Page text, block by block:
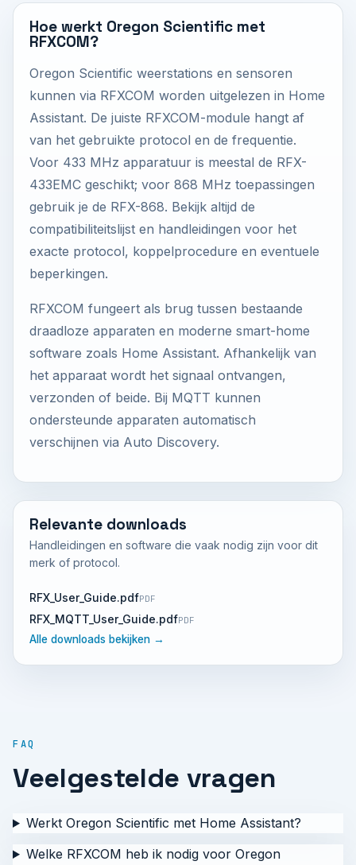
Hoe werkt Oregon Scientific met
RFXCOM?
Oregon Scientific weerstations en sensoren
kunnen via RFXCOM worden uitgelezen in Home
Assistant. De juiste RFXCOM-module hangt af
van het gebruikte protocol en de frequentie.
Voor 433 MHz apparatuur is meestal de RFX-
433EMC geschikt; voor 868 MHz toepassingen
gebruik je de RFX-868. Bekijk altijd de
compatibiliteitslijst en handleidingen voor het
exacte protocol, koppelprocedure en eventuele
beperkingen.
RFXCOM fungeert als brug tussen bestaande
draadloze apparaten en moderne smart-home
software zoals Home Assistant. Afhankelijk van
het apparaat wordt het signaal ontvangen,
verzonden of beide. Bij MQTT kunnen
ondersteunde apparaten automatisch
verschijnen via Auto Discovery.
Relevante downloads
Handleidingen en software die vaak nodig zijn voor dit
merk of protocol.
RFX_User_Guide.pdfPDF
RFX_MQTT_User_Guide.pdfPDF
Alle downloads bekijken →
FAQ
Veelgestelde vragen
Werkt Oregon Scientific met Home Assistant?
Welke RFXCOM heb ik nodig voor Oregon